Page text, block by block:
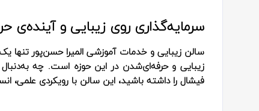
سرمایه‌گذاری روی زیبایی و آینده‌ی
سالن زیبایی و خدمات آموزشی المیرا حسن‌پور تنها
زیبایی و حرفه‌ای‌شدن در این حوزه است. چه
فیشال را داشته باشید، این سالن با رویکردی علمی،